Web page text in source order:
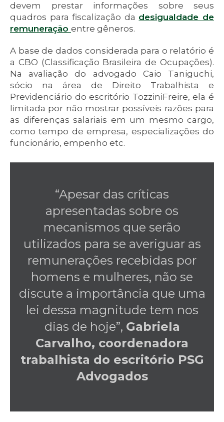
devem prestar informações sobre seus
quadros para fiscalização da desigualdade de
remuneração entre gêneros.
A base de dados considerada para o relatório é
a CBO (Classificação Brasileira de Ocupações).
Na avaliação do advogado Caio Taniguchi,
sócio na área de Direito Trabalhista e
Previdenciário do escritório TozziniFreire, ela é
limitada por não mostrar possíveis razões para
as diferenças salariais em um mesmo cargo,
como tempo de empresa, especializações do
funcionário, empenho etc.
“Apesar das críticas
apresentadas sobre os
mecanismos que serão
utilizados para se averiguar as
remunerações recebidas por
homens e mulheres, não se
discute a importância que uma
lei dessa magnitude tem nos
dias de hoje”, Gabriela
Carvalho, coordenadora
trabalhista do escritório PSG
Advogados